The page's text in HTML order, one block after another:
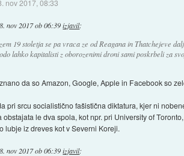
nov 2017, 08:33
nov 2017 ob 06:39 izjavil:
19 stoletja se pa vraca ze od Reagana in Thatchejeve
lahko kapitalisti z oborozenimi droni sami poskrbeli za
da so Amazon, Google, Apple in Facebook so
pri srcu socialistično fašistična diktatura, kjer ni
obstajata le dva spola, kot npr. pri University of
lubje iz dreves kot v Severni Koreji.
nov 2017 ob 06:39 izjavil: